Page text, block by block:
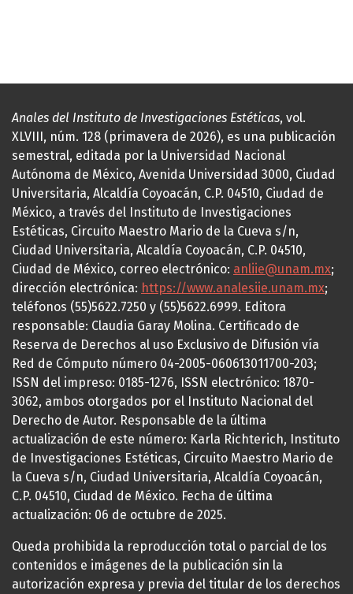
Anales del Instituto de Investigaciones Estéticas, vol.
XLVIII, núm. 128 (primavera de 2026), es una publicación
semestral, editada por la Universidad Nacional
Autónoma de México, Avenida Universidad 3000, Ciudad
Universitaria, Alcaldía Coyoacán, C.P. 04510, Ciudad de
México, a través del Instituto de Investigaciones
Estéticas, Circuito Maestro Mario de la Cueva s/n,
Ciudad Universitaria, Alcaldía Coyoacán, C.P. 04510,
Ciudad de México, correo electrónico: anliie@unam.mx;
dirección electrónica: https://www.analesiie.unam.mx;
teléfonos (55)5622.7250 y (55)5622.6999. Editora
responsable: Claudia Garay Molina. Certificado de
Reserva de Derechos al uso Exclusivo de Difusión vía
Red de Cómputo número 04-2005-060613011700-203;
ISSN del impreso: 0185-1276, ISSN electrónico: 1870-
3062, ambos otorgados por el Instituto Nacional del
Derecho de Autor. Responsable de la última
actualización de este número: Karla Richterich, Instituto
de Investigaciones Estéticas, Circuito Maestro Mario de
la Cueva s/n, Ciudad Universitaria, Alcaldía Coyoacán,
C.P. 04510, Ciudad de México. Fecha de última
actualización: 06 de octubre de 2025.
Queda prohibida la reproducción total o parcial de los
contenidos e imágenes de la publicación sin la
autorización expresa y previa del titular de los derechos